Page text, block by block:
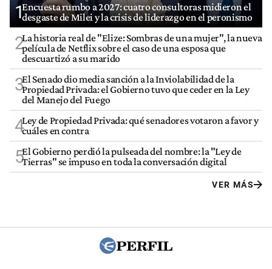
1Encuesta rumbo a 2027: cuatro consultoras midieron el
desgaste de Milei y la crisis de liderazgo en el peronismo
2La historia real de "Elize: Sombras de una mujer", la nueva
película de Netflix sobre el caso de una esposa que
descuartizó a su marido
3El Senado dio media sanción a la Inviolabilidad de la
Propiedad Privada: el Gobierno tuvo que ceder en la Ley
del Manejo del Fuego
4Ley de Propiedad Privada: qué senadores votaron a favor y
cuáles en contra
5El Gobierno perdió la pulseada del nombre: la "Ley de
Tierras" se impuso en toda la conversación digital
VER MÁS